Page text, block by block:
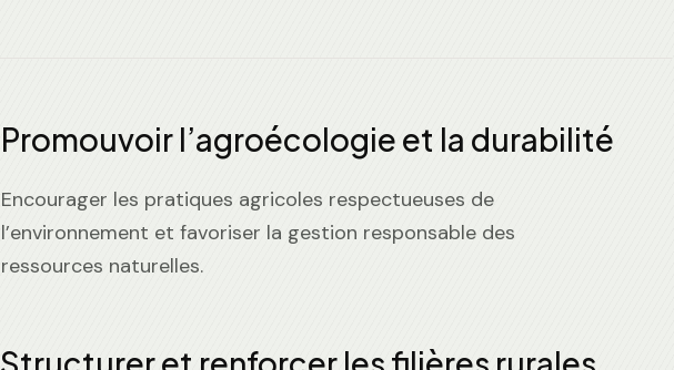
Promouvoir l’agroécologie et la durabilité
Encourager les pratiques agricoles respectueuses de
l’environnement et favoriser la gestion responsable des
ressources naturelles.